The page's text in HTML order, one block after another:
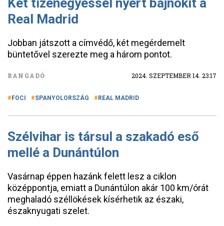
Két tizenegyessel nyert bajnokit a
Real Madrid
Jobban játszott a címvédő, két megérdemelt
büntetővel szerezte meg a három pontot.
RANGADÓ 2024. SZEPTEMBER 14. 23:17
FOCI SPANYOLORSZÁG REAL MADRID
Szélvihar is társul a szakadó eső
mellé a Dunántúlon
Vasárnap éppen hazánk felett lesz a ciklon
középpontja, emiatt a Dunántúlon akár 100 km/órát
meghaladó széllökések kísérhetik az északi,
északnyugati szelet.